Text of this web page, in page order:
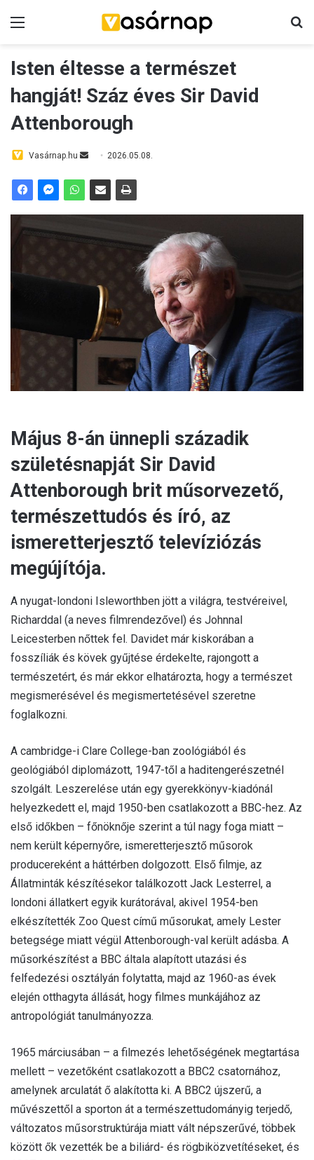
Isten éltesse a természet
hangját! Száz éves Sir David
Attenborough
Vasárnap.hu
n
2026.05.08.
Május 8-án ünnepli századik
születésnapját Sir David
Attenborough brit műsorvezető,
természettudós és író, az
ismeretterjesztő televíziózás
megújítója.
A nyugat-londoni Isleworthben jött a világra, testvéreivel,
Richarddal (a neves filmrendezővel) és Johnnal
Leicesterben nőttek fel. Davidet már kiskorában a
fosszíliák és kövek gyűjtése érdekelte, rajongott a
természetért, és már ekkor elhatározta, hogy a természet
megismerésével és megismertetésével szeretne
foglalkozni.
A cambridge-i Clare College-ban zoológiából és
geológiából diplomázott, 1947-től a haditengerészetnél
szolgált. Leszerelése után egy gyerekkönyv-kiadónál
helyezkedett el, majd 1950-ben csatlakozott a BBC-hez. Az
első időkben – főnöknője szerint a túl nagy foga miatt –
nem került képernyőre, ismeretterjesztő műsorok
producereként a háttérben dolgozott. Első filmje, az
Állatminták készítésekor találkozott Jack Lesterrel, a
londoni állatkert egyik kurátorával, akivel 1954-ben
elkészítették Zoo Quest című műsorukat, amely Lester
betegsége miatt végül Attenborough-val került adásba. A
műsorkészítést a BBC általa alapított utazási és
felfedezési osztályán folytatta, majd az 1960-as évek
elején otthagyta állását, hogy filmes munkájához az
antropológiát tanulmányozza.
1965 márciusában – a filmezés lehetőségének megtartása
mellett – vezetőként csatlakozott a BBC2 csatornához,
amelynek arculatát ő alakította ki. A BBC2 újszerű, a
művészettől a sporton át a természettudományig terjedő,
változatos műsorstruktúrája miatt vált népszerűvé, többek
között ők vezették be a biliárd- és rögbiközvetítéseket, és